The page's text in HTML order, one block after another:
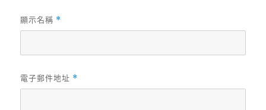
顯示名稱 *
電子郵件地址 *